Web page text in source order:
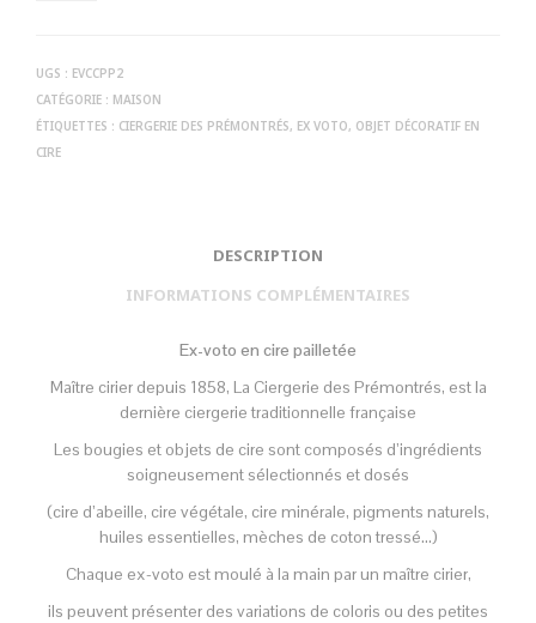
UGS : EVCCPP2
CATÉGORIE : MAISON
ÉTIQUETTES : CIERGERIE DES PRÉMONTRÉS, EX VOTO, OBJET DÉCORATIF EN
CIRE
DESCRIPTION
INFORMATIONS COMPLÉMENTAIRES
Ex-voto en cire pailletée
Maître cirier depuis 1858, La Ciergerie des Prémontrés, est la
dernière ciergerie traditionnelle française
Les bougies et objets de cire sont composés d’ingrédients
soigneusement sélectionnés et dosés
(cire d’abeille, cire végétale, cire minérale, pigments naturels,
huiles essentielles, mèches de coton tressé…)
Chaque ex-voto est moulé à la main par un maître cirier,
ils peuvent présenter des variations de coloris ou des petites